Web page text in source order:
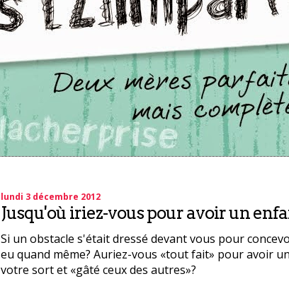
lundi 3 décembre 2012
Jusqu'où iriez-vous pour avoir un
Si un obstacle s'était dressé devant vous pour
eu quand même? Auriez-vous «tout fait» pour avoir
votre sort et «gâté ceux des autres»?